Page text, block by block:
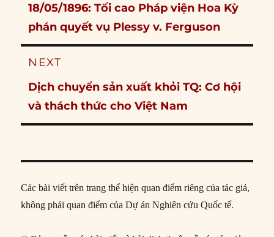
Previous
post:
18/05/1896: Tối cao Pháp viện Hoa Kỳ
phán quyết vụ Plessy v. Ferguson
NEXT
Next
post:
Dịch chuyển sản xuất khỏi TQ: Cơ hội
và thách thức cho Việt Nam
Các bài viết trên trang thể hiện quan điểm riêng của tác giả,
không phải quan điểm của Dự án Nghiên cứu Quốc tế.